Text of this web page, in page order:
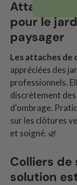
Attaches
pour le
paysager
Les attaches de
appréciées des
professionnels.
discrètement
d'ombrage.
sur les clôtures
et soigné. 🌿
Colliers de
solution